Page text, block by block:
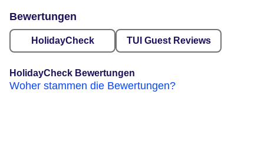
Bewertungen
HolidayCheck TUI Guest Reviews
HolidayCheck Bewertungen
Woher stammen die Bewertungen?